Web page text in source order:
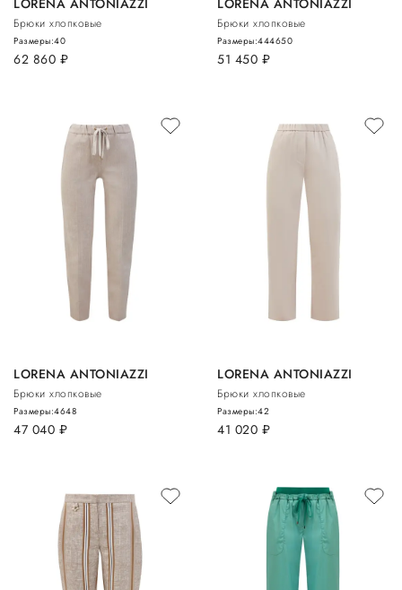
LORENA ANTONIAZZI
Брюки хлопковые
62 860 руб.
Размеры:40
LORENA ANTONIAZZI
Брюки хлопковые
51 450 руб.
Размеры:444650
LORENA ANTONIAZZI
Брюки хлопковые
47 040 руб.
Размеры:4648
LORENA ANTONIAZZI
Брюки хлопковые
41 020 руб.
Размеры:42